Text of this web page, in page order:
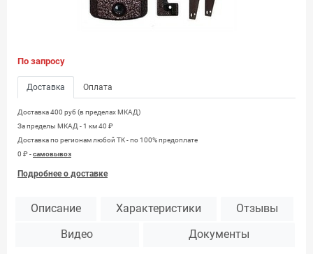
По запросу
Доставка Оплата
Доставка 400 руб (в пределах МКАД)
За пределы МКАД - 1 км 40 ₽
Доставка по регионам любой TK - по 100% предоплате
0 ₽ -самовывоз
Подробнее о доставке
Описание Характеристики Отзывы
Видео Документы